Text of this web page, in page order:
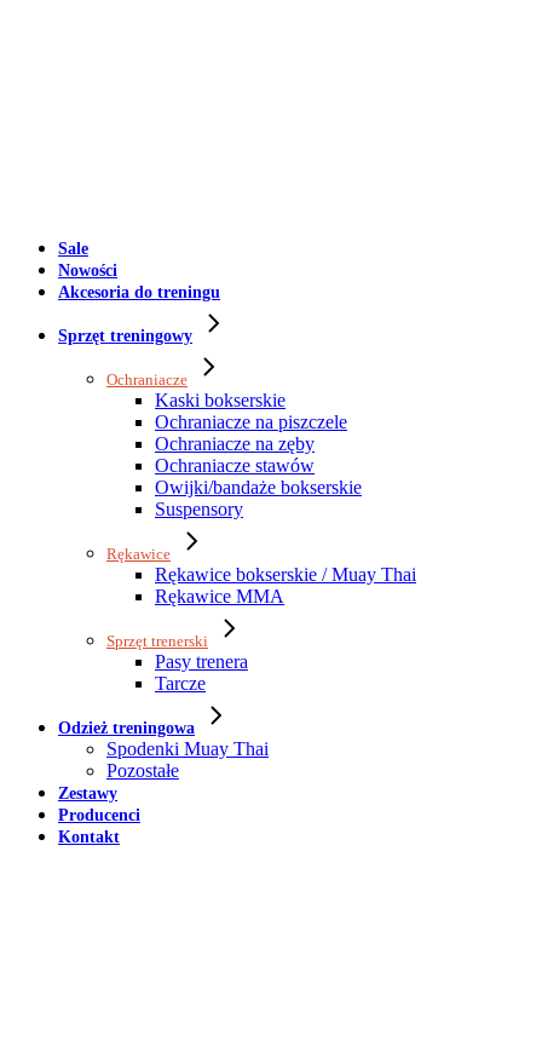
Sale
Nowości
Akcesoria do treningu
Sprzęt treningowy
Ochraniacze
Kaski bokserskie
Ochraniacze na piszczele
Ochraniacze na zęby
Ochraniacze stawów
Owijki/bandaże bokserskie
Suspensory
Rękawice
Rękawice bokserskie / Muay Thai
Rękawice MMA
Sprzęt trenerski
Pasy trenera
Tarcze
Odzież treningowa
Spodenki Muay Thai
Pozostałe
Zestawy
Producenci
Kontakt